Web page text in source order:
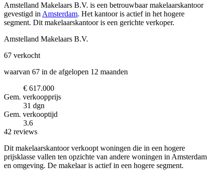
Amstelland Makelaars B.V. is een betrouwbaar makelaarskantoor
gevestigd in Amsterdam. Het kantoor is actief in het hogere
segment. Dit makelaarskantoor is een gerichte verkoper.
Amstelland Makelaars B.V.
67 verkocht
waarvan 67 in de afgelopen 12 maanden
€ 617.000
Gem. verkoopprijs
31 dgn
Gem. verkooptijd
3.6
42 reviews
Dit makelaarskantoor verkoopt woningen die in een hogere
prijsklasse vallen ten opzichte van andere woningen in Amsterdam
en omgeving. De makelaar is actief in een hogere segment.